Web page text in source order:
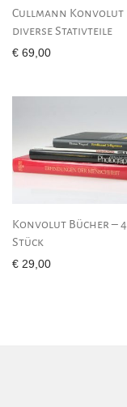
Cullmann Konvolut
diverse Stativteile
€ 69,00
Konvolut Bücher – 4
Stück
€ 29,00